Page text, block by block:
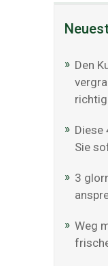
Den
Diese
Sie
3
Weg